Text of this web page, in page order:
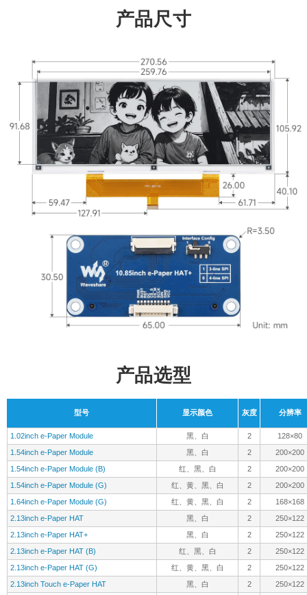
产品选型
型号 显示颜色
1.02inch e-Paper Module 黑、白
1.54inch e-Paper Module
黑、白
200×200
红、黄、黑、白
2.13inch e-Paper HAT+
黑、白 2
250×122
2.13inch e-Paper HAT (B)
红、黑、白 2
250×122
2.13inch e-Paper HAT (G)
红、黄、黑、白 2
250×122
2.13inch Touch e-Paper HAT
黑、白 2
250×122
2.13inch Touch e-Paper HAT
(with case)
黑、白 2 250×122
2.15inch e-Paper HAT+ (B) 红、黑、白 2
296×160
2.15inch e-Paper HAT+ (G)
红、黄、黑、白 2
296×160
2.36inch e-Paper Module (G)
红、黄、黑、白 2
296×168
2.66inch e-Paper Module
黑、白 2
296×152
2.66inch e-Paper Module (B)
红、黑、白 2
296×152
2.66inch e-Paper Module (G)
红、黄、黑、白 2
360×184